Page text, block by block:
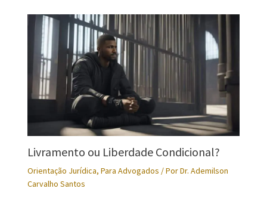
Livramento ou Liberdade Condicional?
Orientação Jurídica, Para Advogados / PorDr. Ademilson
Carvalho Santos